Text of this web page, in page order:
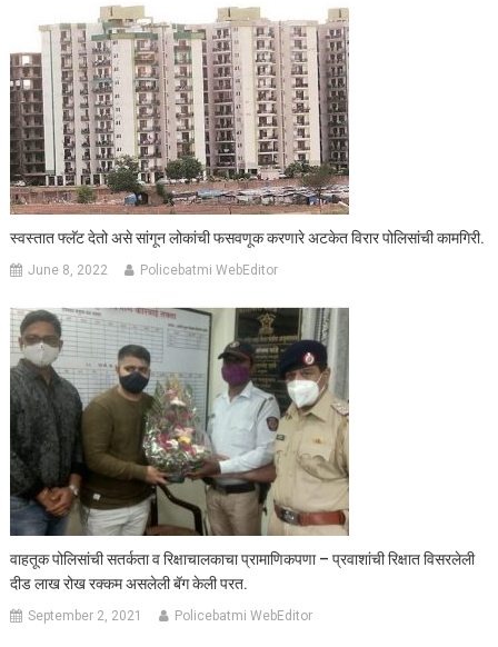
स्वस्तात फ्लॅट देतो असे सांगून लोकांची फसवणूक करणारे अटकेत विरार पोलिसांची कामगिरी.
June 8, 2022 Policebatmi WebEditor
वाहतूक पोलिसांची सतर्कता व रिक्षाचालकाचा प्रामाणिकपणा – प्रवाशांची रिक्षात विसरलेली
दीड लाख रोख रक्कम असलेली बॅग केली परत.
September 2, 2021 Policebatmi WebEditor